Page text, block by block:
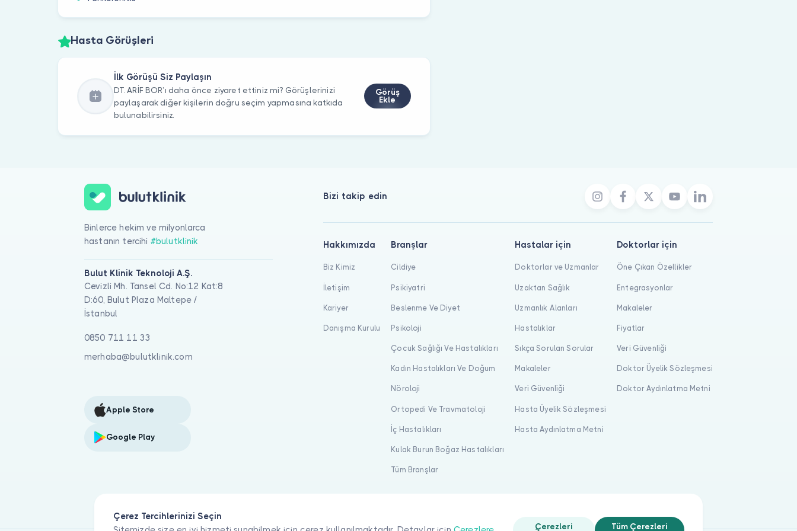
Hasta Görüşleri
İlk Görüşü Siz Paylaşın
DT. ARİF BOR’ı daha önce ziyaret ettiniz mi? Görüşlerinizi
paylaşarak diğer kişilerin doğru seçim yapmasına katkıda
bulunabilirsiniz.
Görüş
Ekle
Çerez Tercihlerinizi Seçin
Çerezleri
Tüm Çerezleri
Binlerce hekim ve milyonlarca
hastanın tercihi #bulutklinik
Bulut Klinik Teknoloji A.Ş.
Cevizli Mh. Tansel Cd. No:12 Kat:8
D:60, Bulut Plaza Maltepe /
İstanbul
0850 711 11 33
merhaba@bulutklinik.com
Apple Store
Google Play
Bizi takip edin
Hakkımızda
Biz Kimiz
İletişim
Kariyer
Danışma Kurulu
Branşlar
Cildiye
Psikiyatri
Beslenme Ve Diyet
Psikoloji
Çocuk Sağlığı Ve Hastalıkları
Kadın Hastalıkları Ve Doğum
Nöroloji
Ortopedi Ve Travmatoloji
İç Hastalıkları
Kulak Burun Boğaz Hastalıkları
Tüm Branşlar
Hastalar için
Doktorlar ve Uzmanlar
Uzaktan Sağlık
Uzmanlık Alanları
Hastalıklar
Sıkça Sorulan Sorular
Makaleler
Veri Güvenliği
Hasta Üyelik Sözleşmesi
Hasta Aydınlatma Metni
Doktorlar için
Öne Çıkan Özellikler
Entegrasyonlar
Makaleler
Fiyatlar
Veri Güvenliği
Doktor Üyelik Sözleşmesi
Doktor Aydınlatma Metni